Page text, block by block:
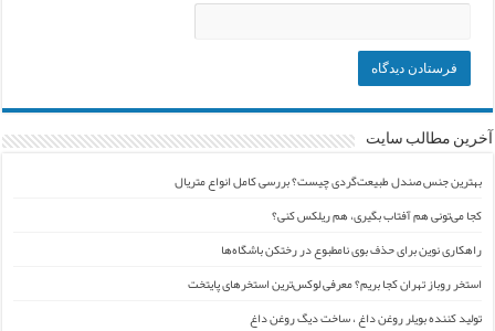
آخرین مطالب سایت
بهترین جنس صندل طبیعت‌گردی چیست؟ بررسی کامل انواع متریال
کجا می‌تونی هم آفتاب بگیری، هم ریلکس کنی؟
راهکاری نوین برای حذف بوی نامطبوع در رختکن باشگاه‌ها
استخر روباز تهران کجا بریم؟ معرفی لوکس‌ترین استخرهای پایتخت
تولید کننده بویلر روغن داغ ، ساخت دیگ روغن داغ